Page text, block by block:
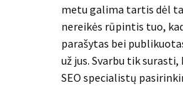
metu galima tartis dėl
nereikės rūpintis tuo,
parašytas bei
už jus. Svarbu tik
SEO specialistų